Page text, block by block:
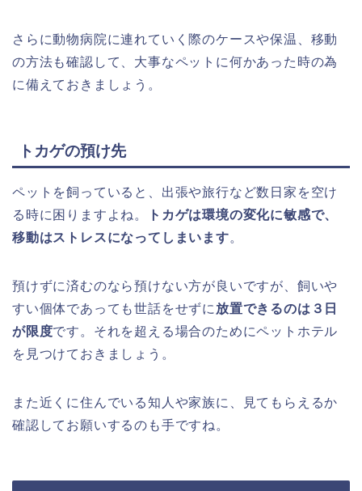
さらに動物病院に連れていく際のケースや保温、移動
の方法も確認して、大事なペットに何かあった時の為
に備えておきましょう。
トカゲの預け先
ペットを飼っていると、出張や旅行など数日家を空け
る時に困りますよね。
トカゲは環境の変化に敏感で、
移動はストレスになってしまいます。
預けずに済むのなら預けない方が良いですが、飼いや
すい個体であっても世話をせずに 放置できるのは３日
が限度です。それを超える場合のためにペットホテル
を見つけておきましょう。
また近くに住んでいる知人や家族に、見てもらえるか
確認してお願いするのも手ですね。